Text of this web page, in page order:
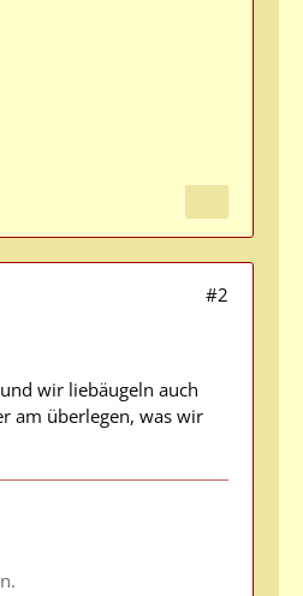
#2
wir liebäugeln auch
am überlegen, was wir